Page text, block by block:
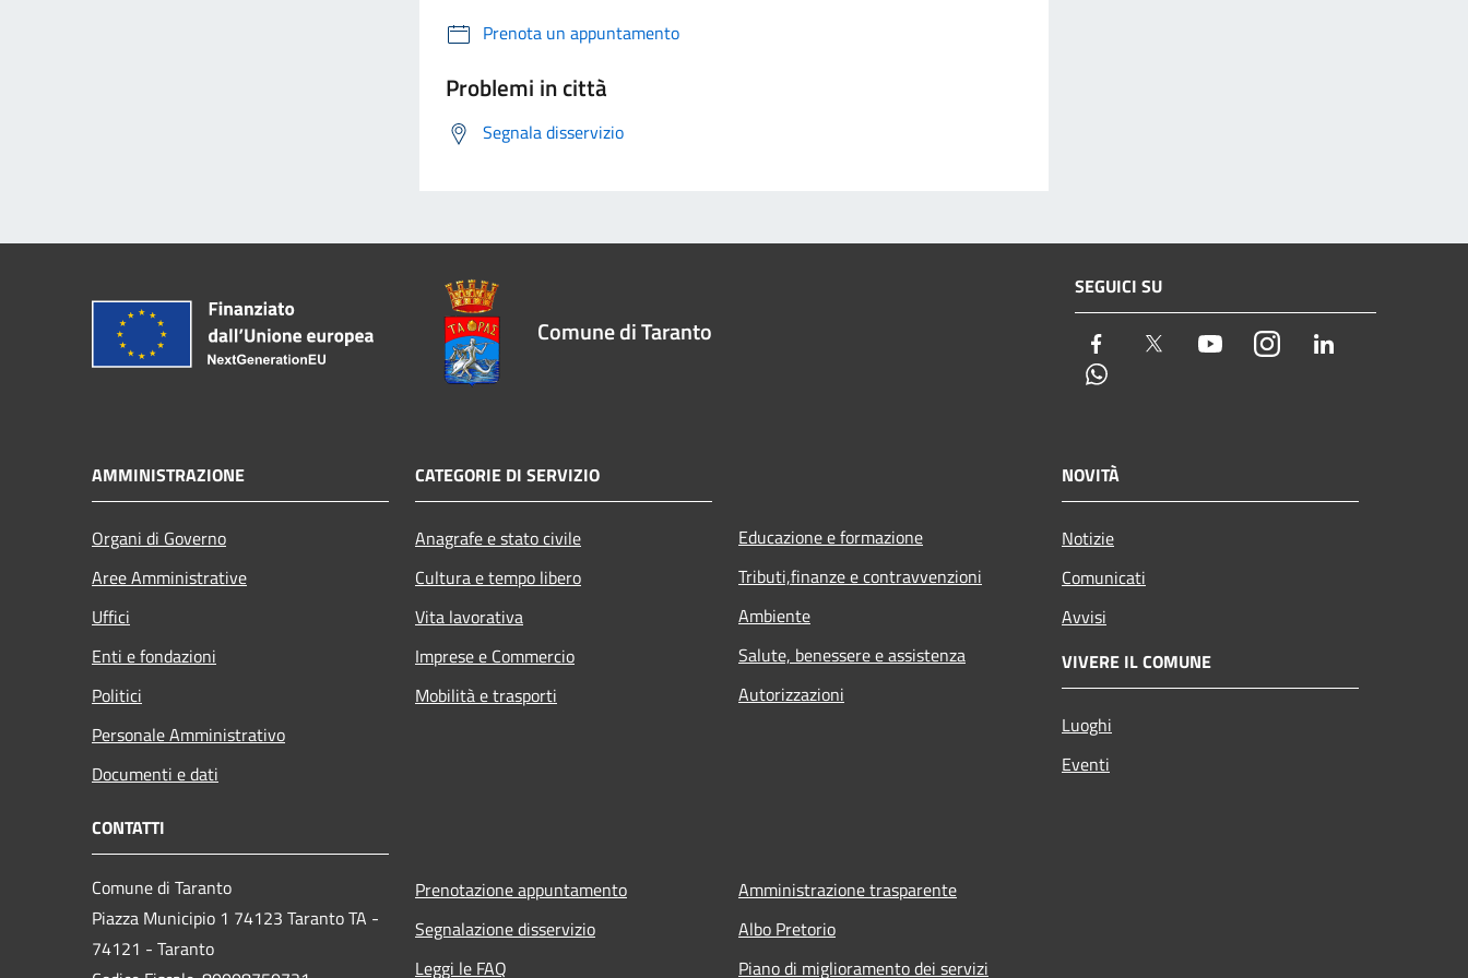
Prenota un appuntamento
Problemi in città
Segnala disservizio
Comune di Taranto
SEGUICI SU
Facebook Twitter YoutubeInstagram
AMMINISTRAZIONE
Organi di Governo
Aree Amministrative
Uffici
Enti e fondazioni
Politici
Personale Amministrativo
Documenti e dati
CATEGORIE DI SERVIZIO
Anagrafe e stato civile
Cultura e tempo libero
Vita lavorativa
Imprese e Commercio
Mobilità e trasporti
Educazione e formazione
Tributi,finanze e contravvenzioni
Ambiente
Salute, benessere e assistenza
Autorizzazioni
NOVITÀ
Notizie
Comunicati
Avvisi
VIVERE IL COMUNE
Luoghi
Eventi
CONTATTI
Comune di Taranto
Piazza Municipio 1 74123 Taranto TA -
74121 - Taranto
Prenotazione appuntamento
Segnalazione disservizio
Leggi le FAQ
Amministrazione trasparente
Albo Pretorio
Piano di miglioramento dei servizi